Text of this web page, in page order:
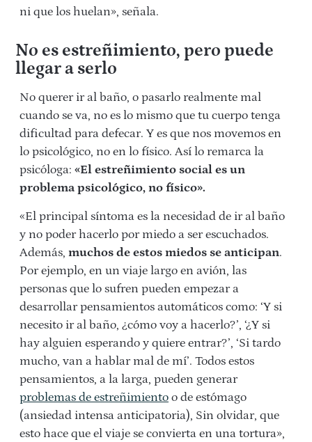
ni que los huelan», señala.
No es estreñimiento, pero puede
llegar a serlo
No querer ir al baño, o pasarlo realmente mal
cuando se va, no es lo mismo que tu cuerpo tenga
dificultad para defecar. Y es que nos movemos en
lo psicológico, no en lo físico. Así lo remarca la
psicóloga: «El estreñimiento social es un
problema psicológico, no físico».
«El principal síntoma es la necesidad de ir al baño
y no poder hacerlo por miedo a ser escuchados.
Además, muchos de estos miedos se anticipan.
Por ejemplo, en un viaje largo en avión, las
personas que lo sufren pueden empezar a
desarrollar pensamientos automáticos como: ‘Y si
necesito ir al baño, ¿cómo voy a hacerlo?’, ‘¿Y si
hay alguien esperando y quiere entrar?’, ‘Si tardo
mucho, van a hablar mal de mí’. Todos estos
pensamientos, a la larga, pueden generar
problemas de estreñimiento o de estómago
(ansiedad intensa anticipatoria), Sin olvidar, que
esto hace que el viaje se convierta en una tortura»,